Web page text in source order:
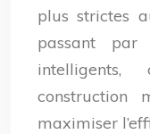
plus strictes
passant par
construction
maximiser